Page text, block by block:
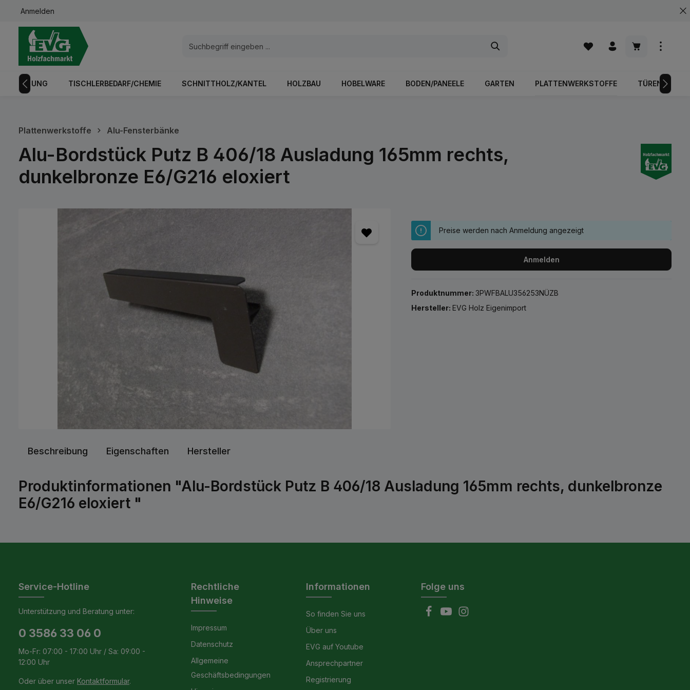
Zur Hauptnavigation springen
Anmelden
Warenkorb
TISCHLERBEDARF/CHEMIE SCHNITTHOLZ/KANTEL HOLZBAU HOBELWARE BODEN/PANEELE GARTEN PLATTENWERKSTOFFE TÜREN
Plattenwerkstoffe Alu-Fensterbänke
Alu-Bordstück Putz B 406/18 Ausladung 165mm rechts,
dunkelbronze E6/G216 eloxiert
Preise werden nach Anmeldung angezeigt
Anmelden
Produktnummer:3PWFBALU356253NÜZB
Hersteller:EVG Holz Eigenimport
Beschreibung Eigenschaften Hersteller
Produktinformationen "Alu-Bordstück Putz B 406/18 Ausladung 165mm rechts, dunkelbronze
E6/G216 eloxiert "
Service-Hotline
Unterstützung und Beratung unter:
0 3586 33 06 0
Mo-Fr: 07:00 - 17:00 Uhr / Sa: 09:00 -
12:00 Uhr
Oder über unser Kontaktformular.
Rechtliche
Hinweise
Impressum
Datenschutz
Allgemeine
Geschäftsbedingungen
Informationen
So finden Sie uns
Über uns
EVG auf Youtube
Ansprechpartner
Registrierung
Folge uns